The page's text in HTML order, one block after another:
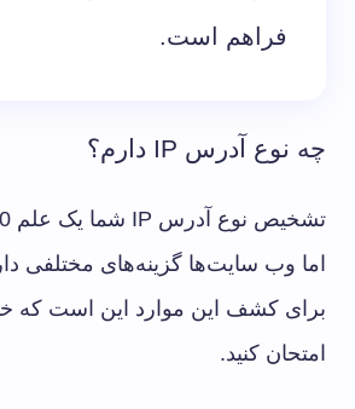
فراهم است.
چه نوع آدرس IP دارم؟
اما وب سایت‌ها گزینه‌های مختلفی
برای کشف این موارد این است که
امتحان کنید.